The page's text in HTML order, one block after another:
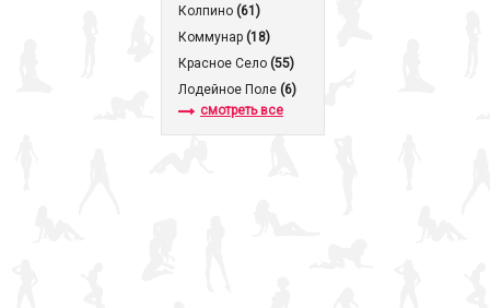
Колпино (61)
Коммунар (18)
Красное Село (55)
Лодейное Поле (6)
смотреть все